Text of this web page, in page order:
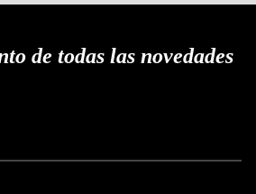
de todas las novedades